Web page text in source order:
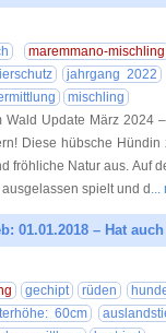
maremmano-mischling
jahrgang 2022
mischling
Wald Update März 2024
Diese hübsche
fröhliche Natur aus. Auf
spielt und d ...
01.01.2018 – Hat
gechipt rüden
60cm